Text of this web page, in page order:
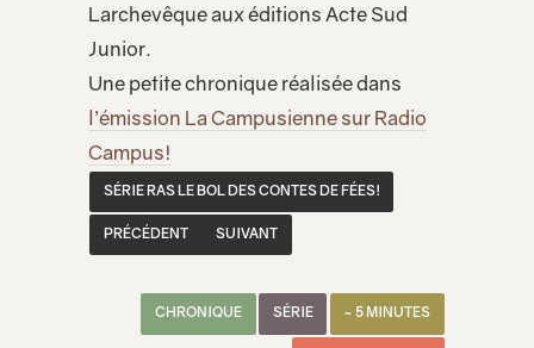
Larchevêque aux éditions Acte Sud
Junior.
Une petite chronique réalisée dans
l’émission La Campusienne sur Radio
Campus!
SÉRIE RAS LE BOL DES CONTES DE FÉES!
PRÉCÉDENT SUIVANT
~ 5 MINUTES
SÉRIE
CHRONIQUE